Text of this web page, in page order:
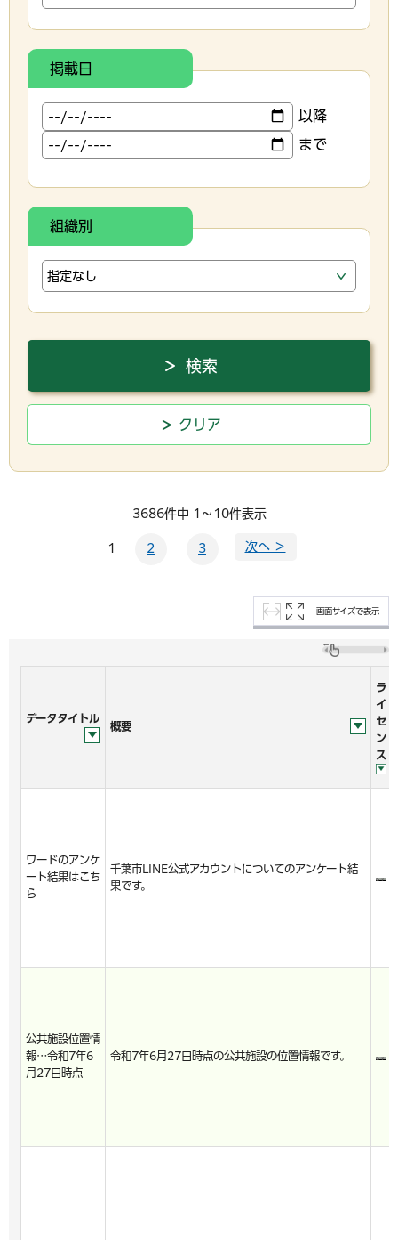
掲載日
以降
まで
組織別
3686件中 1～10件表示
1 2 3 次へ ＞
画面サイズで表示
データタイトル
概要
ラ
イ
セ
ン
ス
ワードのアンケ
ート結果はこち
ら
千葉市LINE公式アカウントについてのアンケート結
果です。
公共施設位置情
報…令和7年6
月27日時点
令和7年6月27日時点の公共施設の位置情報です。